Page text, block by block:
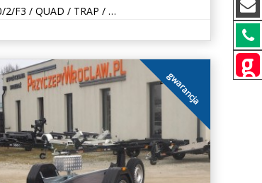
EURO A-750/2/F3 / QUAD / TRAP / NOWA WERSJA
gwarancja